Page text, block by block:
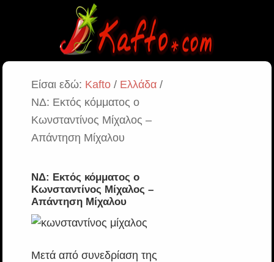
Είσαι εδώ: Kafto/ Ελλάδα/
ΝΔ: Εκτός κόμματος ο
Κωνσταντίνος Μίχαλος –
Απάντηση Μίχαλου
ΝΔ: Εκτός κόμματος ο
Κωνσταντίνος Μίχαλος –
Απάντηση Μίχαλου
Μετά από συνεδρίαση της